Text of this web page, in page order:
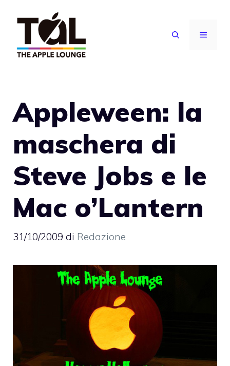
contenuto
MENU
Appleween: la
maschera di
Steve Jobs e le
Mac o’Lantern
31/10/2009 di Redazione